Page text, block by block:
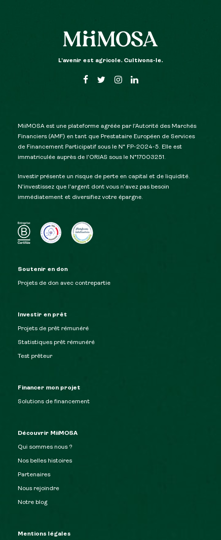
L’avenir est agricole. Cultivons-le.
MiiMOSA est une plateforme agréée par l’Autorité des Marchés
Financiers (AMF) en tant que Prestataire Européen de Services
de Financement Participatif sous le N° FP-2024-5. Elle est
immatriculée auprès de l’ORIAS sous le N°17003251.
Investir présente un risque de perte en capital et de liquidité.
N’investissez que l’argent dont vous n’avez pas besoin
immédiatement et diversifiez votre épargne.
Soutenir en don
Projets de don avec contrepartie
Investir en prêt
Projets de prêt rémunéré
Statistiques prêt rémunéré
Test prêteur
Financer mon projet
Solutions de financement
Découvrir MiiMOSA
Qui sommes nous ?
Nos belles histoires
Partenaires
Nous rejoindre
Notre blog
Mentions légales